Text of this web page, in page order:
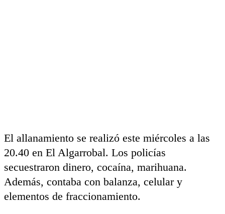
El allanamiento se realizó este miércoles a las
20.40 en El Algarrobal. Los policías
secuestraron dinero, cocaína, marihuana.
Además, contaba con balanza, celular y
elementos de fraccionamiento.